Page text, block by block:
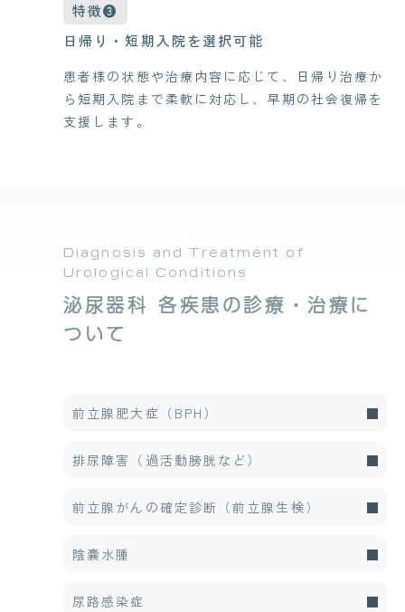
特徴❸
日帰り・短期入院を選択可能
患者様の状態や治療内容に応じて、日帰り治療か
ら短期入院まで柔軟に対応し、早期の社会復帰を
支援します。
Diagnosis and Treatment of
Urological Conditions
泌尿器科 各疾患の診療・治療に
ついて
前立腺肥大症（BPH）
排尿障害（過活動膀胱など）
前立腺がんの確定診断（前立腺生検）
陰嚢水腫
尿路感染症